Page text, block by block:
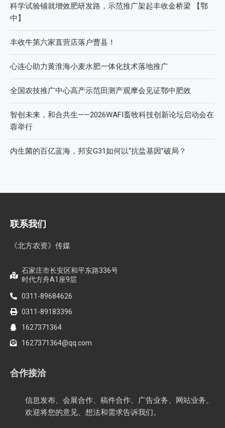
科学试验铺就增效肥研发路，示范推广架起丰收金桥梁 【鄂
中】
丰收牛第六家直营店落户曹县！
心连心助力黄淮海小麦水肥一体化技术落地推广
全国农技推广中心高产示范田测产观摩会见证鄂中肥效
智创未来，和合共生——2026WAFI畜牧科技创新论坛启动会在
蓉举行
内生菌的百亿蓝海，邦安G31如何以“抗盐基因”破局？
联系我们
《北方农资》传媒
石家庄市长安区和平东路336号
时代方舟A1座9层
0311-89684626
0311-89183396
1627371364
1627371364@qq.com
合作接洽
信息发布、会展合作、稿件合作、广告业务、网站业务。
欢迎将您的意见、想法和需求告诉我们。